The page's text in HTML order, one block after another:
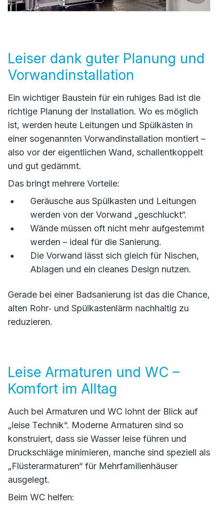
Leiser dank guter Planung und
Vorwandinstallation
Ein wichtiger Baustein für ein ruhiges Bad ist die
richtige Planung der Installation. Wo es möglich
ist, werden heute Leitungen und Spülkästen in
einer sogenannten Vorwandinstallation montiert –
also vor der eigentlichen Wand, schallentkoppelt
und gut gedämmt.
Das bringt mehrere Vorteile:
Geräusche aus Spülkasten und Leitungen
werden von der Vorwand „geschluckt“.
Wände müssen oft nicht mehr aufgestemmt
werden – ideal für die Sanierung.
Die Vorwand lässt sich gleich für Nischen,
Ablagen und ein cleanes Design nutzen.
Gerade bei einer Badsanierung ist das die Chance,
alten Rohr‑ und Spülkastenlärm nachhaltig zu
reduzieren.
Leise Armaturen und WC –
Komfort im Alltag
Auch bei Armaturen und WC lohnt der Blick auf
„leise Technik“. Moderne Armaturen sind so
konstruiert, dass sie Wasser leise führen und
Druckschläge minimieren, manche sind speziell als
„Flüsterarmaturen“ für Mehrfamilienhäuser
ausgelegt.
Beim WC helfen: